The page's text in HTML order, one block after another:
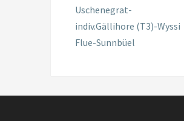
Uschenegrat-
indiv.Gällihore (T3)-Wyssi
Flue-Sunnbüel